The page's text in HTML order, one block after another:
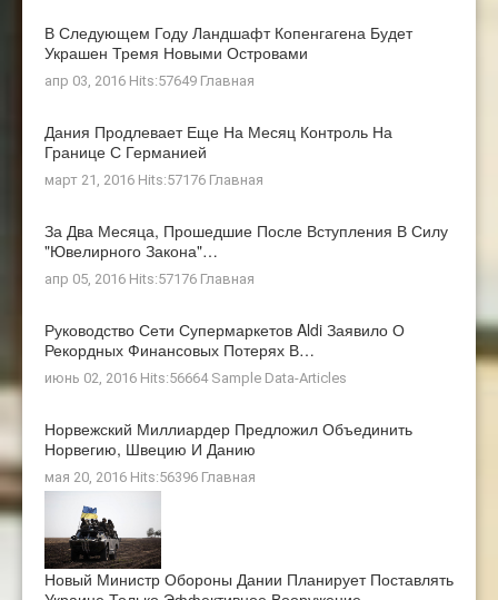
В Следующем Году Ландшафт Копенгагена Будет
Украшен Тремя Новыми Островами
апр 03, 2016 Hits:57649 Главная
Дания Продлевает Еще На Месяц Контроль На
Границе С Германией
март 21, 2016 Hits:57176 Главная
За Два Месяца, Прошедшие После Вступления В Силу
"ювелирного Закона"…
апр 05, 2016 Hits:57176 Главная
Руководство Сети Супермаркетов Aldi Заявило О
Рекордных Финансовых Потерях В…
июнь 02, 2016 Hits:56664 Sample Data-Articles
Норвежский Миллиардер Предложил Объединить
Норвегию, Швецию И Данию
мая 20, 2016 Hits:56396 Главная
Новый Министр Обороны Дании Планирует Поставлять